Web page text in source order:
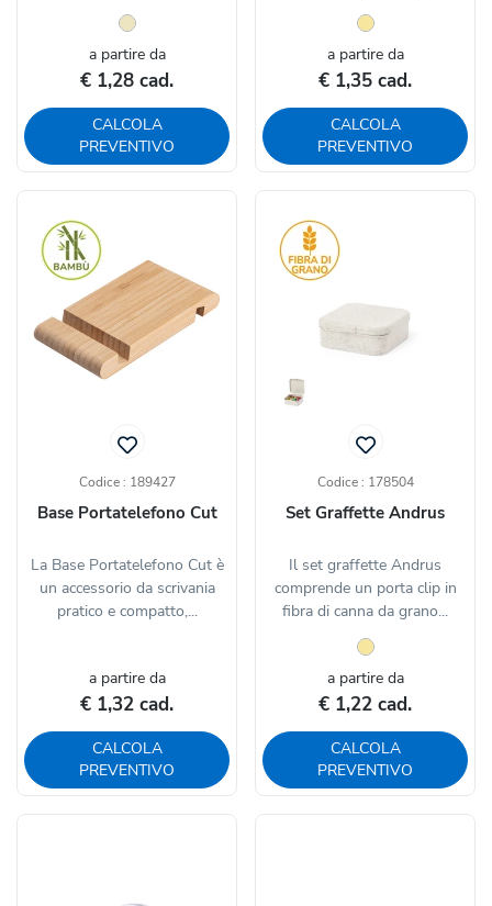
a partire da
€ 1,28 cad.
CALCOLA
PREVENTIVO
a partire da
€ 1,35 cad.
CALCOLA
PREVENTIVO
Codice : 189427
Base Portatelefono Cut
La Base Portatelefono Cut è
un accessorio da scrivania
pratico e compatto,...
a partire da
€ 1,32 cad.
CALCOLA
PREVENTIVO
Codice : 178504
Set Graffette Andrus
Il set graffette Andrus
comprende un porta clip in
fibra di canna da grano...
a partire da
€ 1,22 cad.
CALCOLA
PREVENTIVO